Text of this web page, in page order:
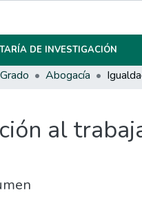
DE INVESTIGACIÓN
Abogacía
al